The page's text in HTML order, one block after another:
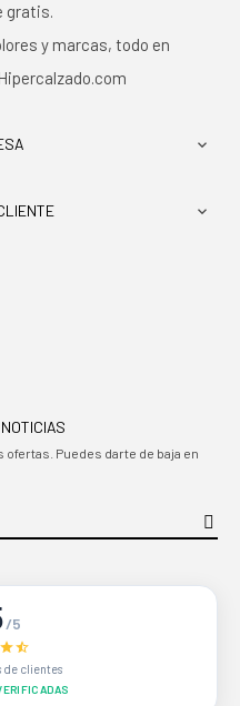
gratis.
y marcas, todo en


Puedes darte de baja en
/5
de clientes